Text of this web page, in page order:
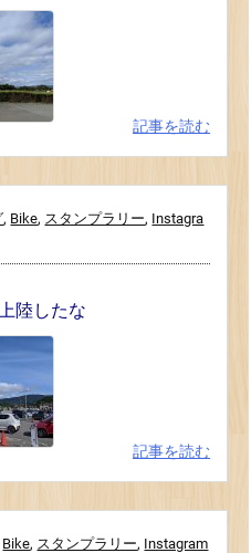
記事を読む
, Bike, スタンプラリー, Instagra
陸したな
記事を読む
Bike, スタンプラリー, Instagram